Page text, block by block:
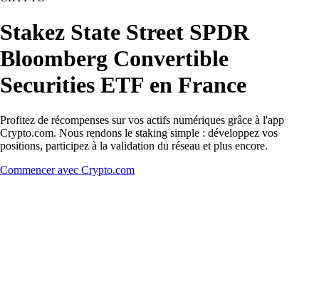
Stakez State Street SPDR
Bloomberg Convertible
Securities ETF en France
Profitez de récompenses sur vos actifs numériques grâce à l'app
Crypto.com. Nous rendons le staking simple : développez vos
positions, participez à la validation du réseau et plus encore.
Commencer avec Crypto.com